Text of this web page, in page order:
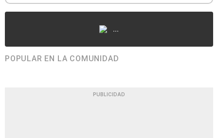
...
POPULAR EN LA COMUNIDAD
PUBLICIDAD